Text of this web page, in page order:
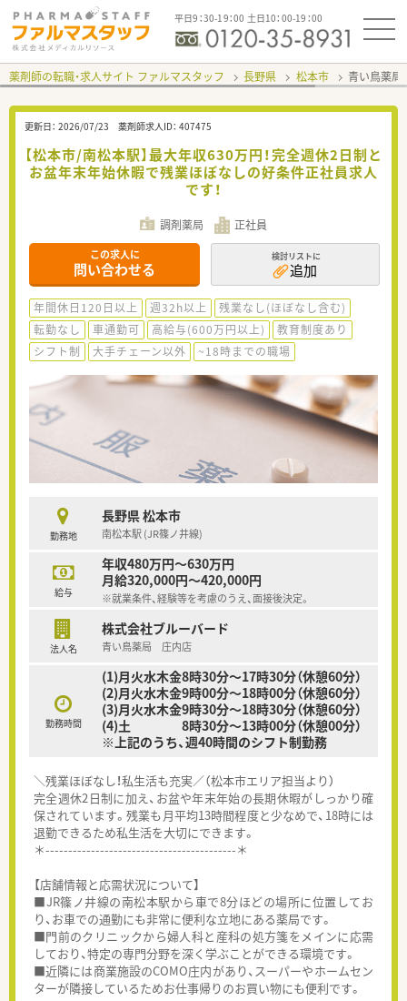
平日9：30-19：00 土日10：00-19：00
薬剤師の転職・求人サイト ファルマスタッフ 長野県 松本市 青い鳥薬
更新日： 2026/07/23 薬剤師求人ID： 407475
【松本市/南松本駅】最大年収630万円！完全週休2日制と
お盆年末年始休暇で残業ほぼなしの好条件正社員求人
です！
調剤薬局 正社員
この求人に
問い合わせる
検討リストに
追加
年間休日120日以上 週32h以上
残業なし(ほぼなし含む)
転勤なし
車通勤可 高給与(600万円以上)
教育制度あり
シフト制
大手チェーン以外 ~18時までの職場
勤務地
長野県 松本市
南松本駅 (JR篠ノ井線)
給与
年収480万円～630万円
月給320,000円～420,000円
※就業条件、経験等を考慮のうえ、面接後決定。
法人名
株式会社ブルーバード
青い鳥薬局 庄内店
勤務時間
(1)月火水木金8時30分～17時30分（休憩60分）
(2)月火水木金9時00分～18時00分（休憩60分）
(3)月火水木金9時30分～18時30分（休憩60分）
(4)土 8時30分～13時00分（休憩00分）
※上記のうち、週40時間のシフト制勤務
＼残業ほぼなし！私生活も充実／（松本市エリア担当より）
完全週休2日制に加え、お盆や年末年始の長期休暇がしっかり確
保されています。残業も月平均13時間程度と少なめで、18時には
退勤できるため私生活を大切にできます。
＊------------------------------------------＊
【店舗情報と応需状況について】
■JR篠ノ井線の南松本駅から車で8分ほどの場所に位置してお
り、お車での通勤にも非常に便利な立地にある薬局です。
■門前のクリニックから婦人科と産科の処方箋をメインに応需
しており、特定の専門分野を深く学ぶことができる環境です。
■近隣には商業施設のCOMO庄内があり、スーパーやホームセン
ターが隣接しているためお仕事帰りのお買い物にも便利です。